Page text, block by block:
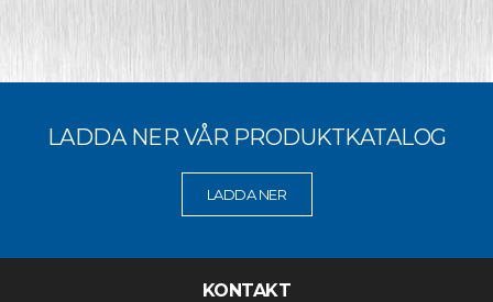
LADDA NER VÅR PRODUKTKATALOG
LADDA NER
KONTAKT